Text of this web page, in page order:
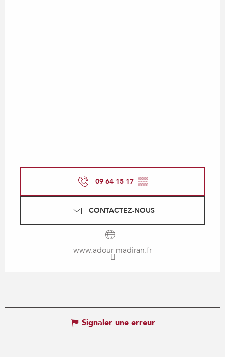
09 64 15 17 ▒▒
CONTACTEZ-NOUS
www.adour-madiran.fr
Signaler une erreur